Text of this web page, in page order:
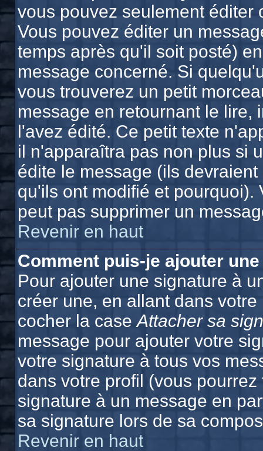
vous pouvez seulement éditer
Vous pouvez éditer un
temps après qu'il soit posté)
message concerné. Si
vous trouverez un petit
message en retournant le lire,
l'avez édité. Ce petit texte
il n'apparaîtra pas non plus si
édite le message (ils
qu'ils ont modifié et
peut pas supprimer un
Revenir en haut
Comment puis-je ajouter
Pour ajouter une signature à
créer une, en allant dans
cocher la caseAttacher sa
message pour ajouter votre
votre signature à tous vos
dans votre profil (vous
signature à un message en
sa signature lors de sa
Revenir en haut